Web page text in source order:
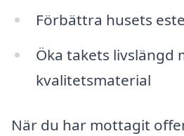
Förbättra husets
Öka takets livslängd
kvalitetsmaterial
När du har mottagit